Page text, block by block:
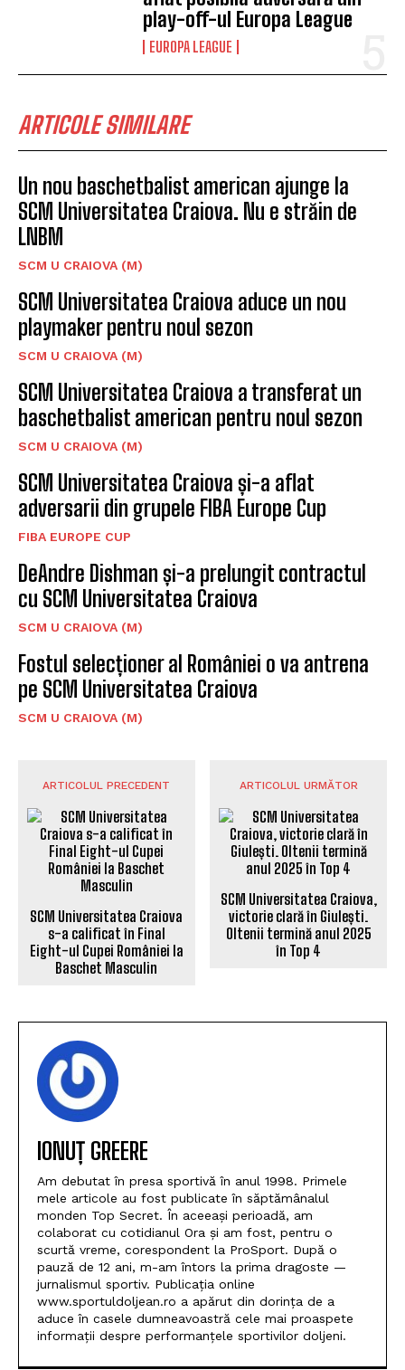
play-off-ul Europa League
EUROPA LEAGUE
ARTICOLE SIMILARE
Un nou baschetbalist american ajunge la
SCM Universitatea Craiova. Nu e străin de
LNBM
SCM U CRAIOVA (M)
SCM Universitatea Craiova aduce un nou
playmaker pentru noul sezon
SCM U CRAIOVA (M)
SCM Universitatea Craiova a transferat un
baschetbalist american pentru noul sezon
SCM U CRAIOVA (M)
SCM Universitatea Craiova și-a aflat
adversarii din grupele FIBA Europe Cup
FIBA EUROPE CUP
DeAndre Dishman și-a prelungit contractul
cu SCM Universitatea Craiova
SCM U CRAIOVA (M)
Fostul selecționer al României o va antrena
pe SCM Universitatea Craiova
SCM U CRAIOVA (M)
ARTICOLUL PRECEDENT
SCM Universitatea Craiova
s-a calificat în Final
Eight-ul Cupei României la
Baschet Masculin
ARTICOLUL URMĂTOR
SCM Universitatea Craiova,
victorie clară în Giulești.
Oltenii termină anul 2025
în Top 4
IONUȚ GREERE
Am debutat în presa sportivă în anul 1998. Primele
mele articole au fost publicate în săptămânalul
monden Top Secret. În aceeași perioadă, am
colaborat cu cotidianul Ora și am fost, pentru o
scurtă vreme, corespondent la ProSport. După o
pauză de 12 ani, m-am întors la prima dragoste —
jurnalismul sportiv. Publicația online
www.sportuldoljean.ro a apărut din dorința de a
aduce în casele dumneavoastră cele mai proaspete
informații despre performanțele sportivilor doljeni.